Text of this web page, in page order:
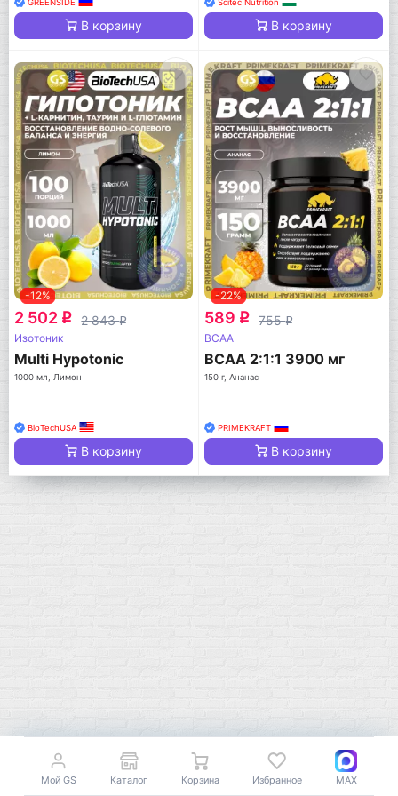
GREENSIDE
В корзину
Scitec Nutrition
В корзину
-12%
2 502 q 2 843q
Изотоник
Multi Hypotonic
1000 мл, Лимон
BioTechUSA
В корзину
-22%
589 q 755q
BCAA
BCAA 2:1:1 3900 мг
150 г, Ананас
PRIMEKRAFT
В корзину
+7 (495) 108-73-79
+7 (977) 400-45-00
Самовывоз пн-пт 10-19 сб 11-15
Мой GS Каталог Корзина Избранное MAX